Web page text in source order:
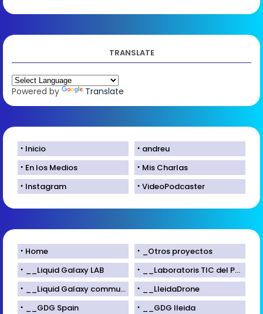
TRANSLATE
Powered by Translate
Inicio
andreu
En los Medios
Mis Charlas
Instagram
VideoPodcaster
Home
_Otros proyectos
__Liquid Galaxy LAB
__Laboratoris TIC del Parc Científic de Lleida
__Liquid Galaxy community
__LleidaDrone
__GDG Spain
__GDG lleida